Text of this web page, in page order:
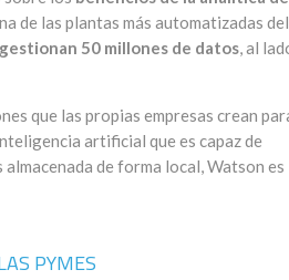
de las plantas más automatizadas del
gestionan 50 millones de datos, al
que las propias empresas crean
artificial que es capaz de
de forma local, Watson es
PYMES